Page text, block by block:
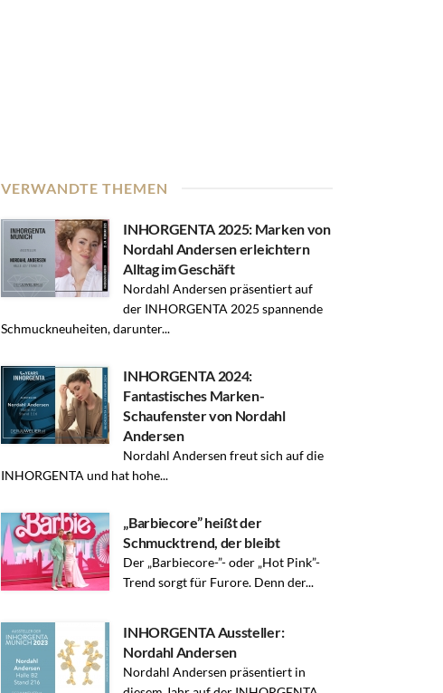
VERWANDTE THEMEN
INHORGENTA 2025: Marken von
Nordahl Andersen erleichtern
Alltag im Geschäft
Nordahl Andersen präsentiert auf
der INHORGENTA 2025 spannende
Schmuckneuheiten, darunter...
INHORGENTA 2024:
Fantastisches Marken-
Schaufenster von Nordahl
Andersen
Nordahl Andersen freut sich auf die
INHORGENTA und hat hohe...
„Barbiecore” heißt der
Schmucktrend, der bleibt
Der „Barbiecore-”- oder „Hot Pink”-
Trend sorgt für Furore. Denn der...
INHORGENTA Aussteller:
Nordahl Andersen
Nordahl Andersen präsentiert in